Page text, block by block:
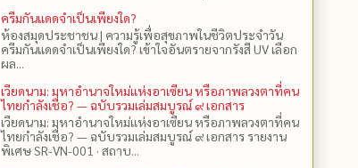
ครีมกันแดดจำเป็นเพียงใด?
ห้องสมุดประชาชน | ความรู้เพื่อสุขภาพในชีวิตประจำวัน
ครีมกันแดดจำเป็นเพียงใด? เข้าใจอันตรายจากรังสี UV เลือก
ผล...
เวียดนาม: มหาอำนาจใหม่แห่งอาเซียน หรือภาพลวงตาที่คน
ไทยกำลังเชื่อ? — ฉบับรวมเล่มสมบูรณ์ ๙ เอกสาร
เวียดนาม: มหาอำนาจใหม่แห่งอาเซียน หรือภาพลวงตาที่คน
ไทยกำลังเชื่อ? — ฉบับรวมเล่มสมบูรณ์ ๙ เอกสาร รายงาน
พิเศษ SR-VN-001 · สถาบ...